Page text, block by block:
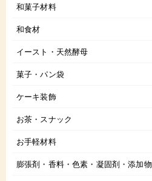
和菓子材料
和食材
イースト・天然酵母
菓子・パン袋
ケーキ装飾
お茶・スナック
お手軽材料
膨張剤・香料・色素・凝固剤・添加物